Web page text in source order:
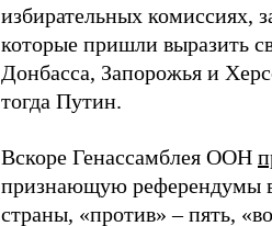
избирательных комиссиях,
которые пришли выразить
Донбасса, Запорожья и
тогда Путин.
Вскоре Генассамблея ООН
признающую референдумы в
страны, «против» – пять,